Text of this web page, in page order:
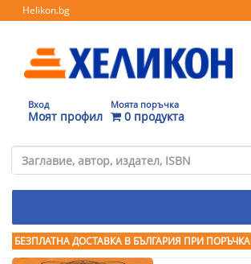
Helikon.bg
Вход
Моят профил
Моята поръчка
0 продукта
БЕЗПЛАТНА ДОСТАВКА В БЪЛГАРИЯ ПРИ ПОРЪЧКА